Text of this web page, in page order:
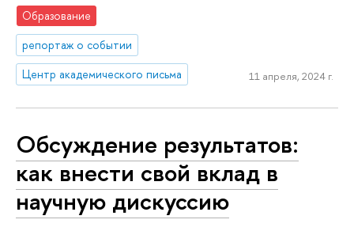
Образование
репортаж о событии
Центр академического письма
11 апреля, 2024 г.
Обсуждение результатов:
как внести свой вклад в
научную дискуссию